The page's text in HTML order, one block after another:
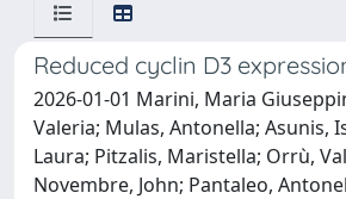
Reduced cyclin D3
2026-01-01 Marini, Maria
Valeria; Mulas, Antonella; Asunis,
Laura; Pitzalis, Maristella; Orrù,
Novembre, John; Pantaleo,